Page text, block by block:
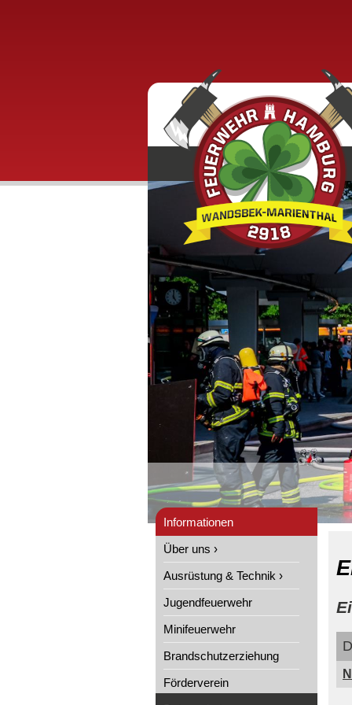
Informationen
Über uns ›
Ausrüstung & Technik ›
Jugendfeuerwehr
Minifeuerwehr
Brandschutzerziehung
Förderverein